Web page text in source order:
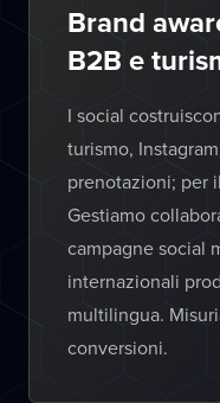
Brand
B2B e
I social
turismo,
prenotazioni; per
Gestiamo
campagne social
internazionali
multilingua.
conversioni.